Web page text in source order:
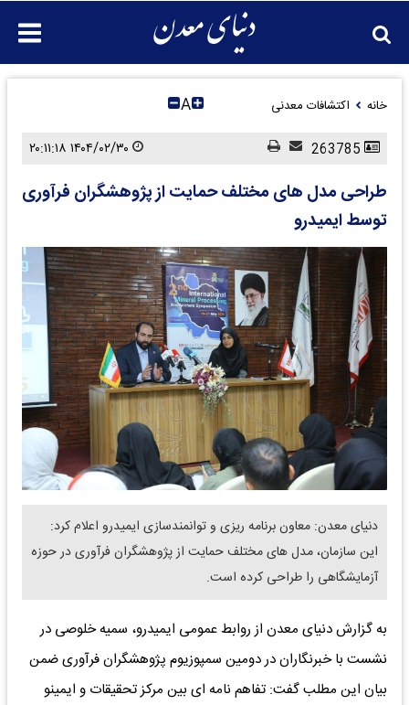
خانه اکتشافات معدنی A
طراحی مدل های مختلف حمایت از پژوهشگران فرآوری
توسط ایمیدرو
دنیای معدن: معاون برنامه ریزی و توانمندسازی ایمیدرو اعلام کرد:
این سازمان، مدل های مختلف حمایت از پژوهشگران فرآوری در حوزه
آزمایشگاهی را طراحی کرده است.
به گزارش دنیای معدن از روابط عمومی ایمیدرو، سمیه خلوصی در
نشست با خبرنگاران در دومین سمپوزیوم پژوهشگران فرآوری ضمن
بیان این مطلب گفت: تفاهم نامه ای بین مرکز تحقیقات و ایمینو